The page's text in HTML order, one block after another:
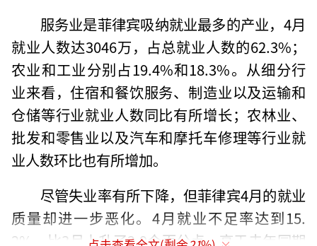
服务业是菲律宾吸纳就业最多的产业，4月
就业人数达3046万，占总就业人数的62.3%；
农业和工业分别占19.4%和18.3%。从细分行
业来看，住宿和餐饮服务、制造业以及运输和
仓储等行业就业人数同比有所增长；农林业、
批发和零售业以及汽车和摩托车修理等行业就
业人数环比也有所增加。
尽管失业率有所下降，但菲律宾4月的就业
质量却进一步恶化。4月就业不足率达到15.
2%，比3月上升了2.9个百分点，高于去年同期